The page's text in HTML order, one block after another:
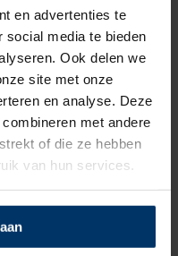
en advertenties te
social media te bieden
Ook delen we
site met onze
en analyse. Deze
met andere
of die ze hebben
van hun services.
protect spray
109,90